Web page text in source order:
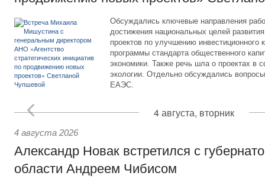
Обсуждались ключевые направления
достижения национальных целей
проектов по улучшению инвестиционного
программы стандарта общественного
экономики. Также речь шла о проектах в
экологии. Отдельно обсуждались
ЕАЭС.
4 августа, вторник
4 августа 2026
Александр Новак встретился с
области Андреем Чибисом